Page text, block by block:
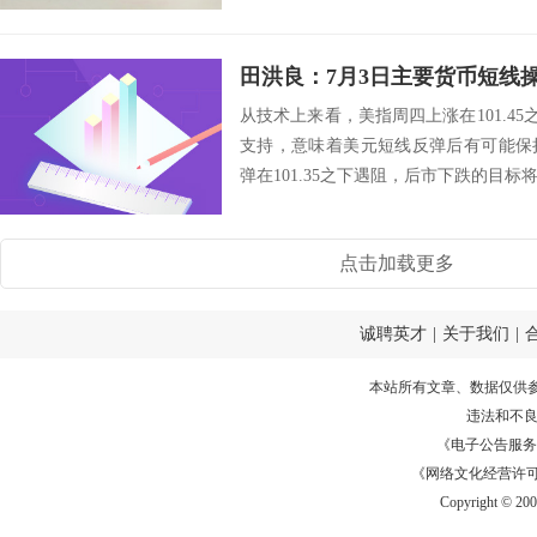
田洪良：7月3日主要货币
从技术上来看，美指周四上涨在101.45
支持，意味着美元短线反弹后有可能
弹在101.35之下遇阻，后市下跌的目标
点击加载更多
诚聘英才 关于我们
本站所有文章、数据仅供
违法和不
《电子公告服务
《网络文化经营许
Copyright ©